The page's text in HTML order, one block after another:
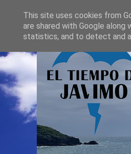
This site uses cookies from
are shared with Google
statistics, and to detect and